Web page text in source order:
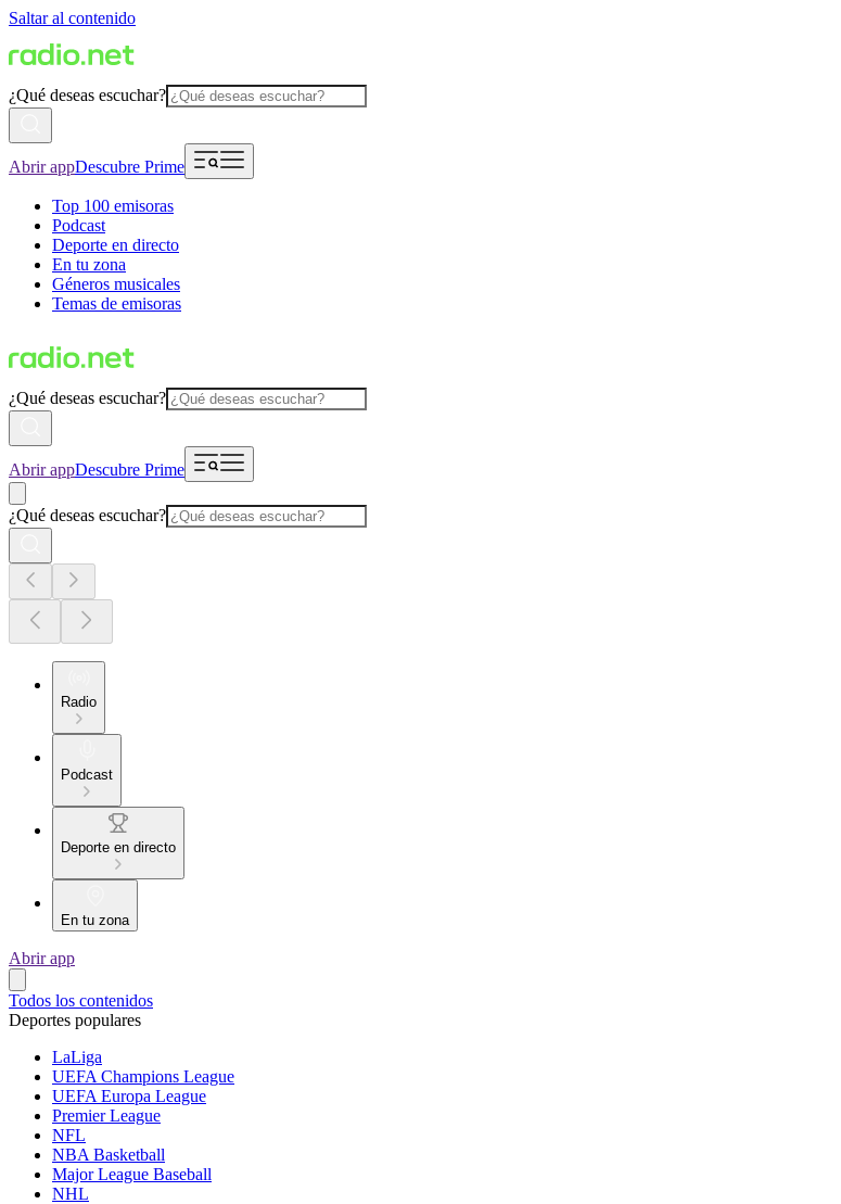
Saltar al contenido
¿Qué deseas escuchar?
Abrir appDescubre Prime
Top 100 emisoras
Podcast
Deporte en directo
En tu zona
Géneros musicales
Temas de emisoras
¿Qué deseas escuchar?
Abrir appDescubre Prime
¿Qué deseas escuchar?
Radio
Podcast
Deporte en directo
En tu zona
Abrir app
Todos los contenidos
Deportes populares
LaLiga
UEFA Champions League
UEFA Europa League
Premier League
NFL
NBA Basketball
Major League Baseball
NHL